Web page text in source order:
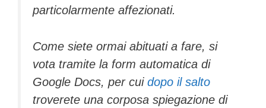
particolarmente affezionati.
Come siete ormai abituati a fare, si
vota tramite la form automatica di
Google Docs, per cui dopo il salto
troverete una corposa spiegazione di